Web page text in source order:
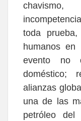
toda
humanos en
evento no
doméstico;
alianzas
una de las
petróleo